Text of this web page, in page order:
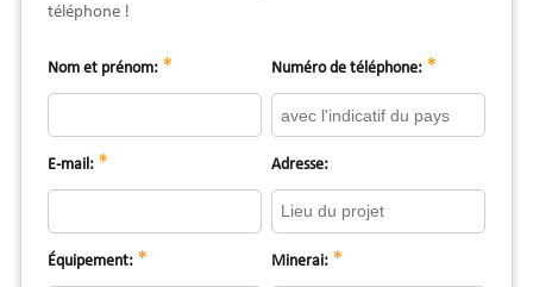
téléphone !
Nom et prénom: * Numéro de téléphone: *
E-mail: * Adresse:
Équipement: * Minerai: *